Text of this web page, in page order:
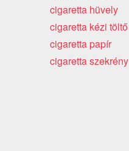
cigaretta hüvely
cigaretta kézi töltő
cigaretta papír
cigaretta szekrény